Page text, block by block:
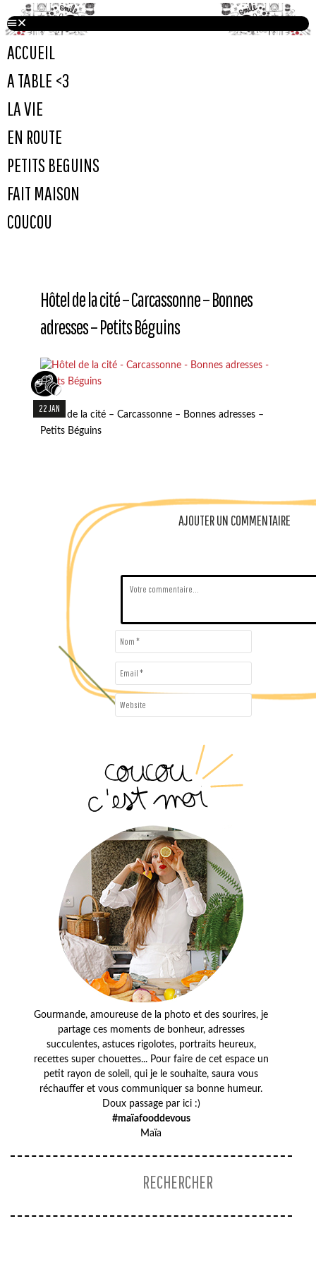
ACCUEIL
A TABLE <3
LA VIE
EN ROUTE
PETITS BEGUINS
FAIT MAISON
COUCOU
Hôtel de la cité – Carcassonne – Bonnes
adresses – Petits Béguins
22 JAN
Hôtel de la cité – Carcassonne – Bonnes adresses –
Petits Béguins
AJOUTER UN COMMENTAIRE
Gourmande, amoureuse de la photo et des sourires, je
partage ces moments de bonheur, adresses
succulentes, astuces rigolotes, portraits heureux,
recettes super chouettes... Pour faire de cet espace un
petit rayon de soleil, qui je le souhaite, saura vous
réchauffer et vous communiquer sa bonne humeur.
Doux passage par ici :)
#maïafooddevous
Maïa